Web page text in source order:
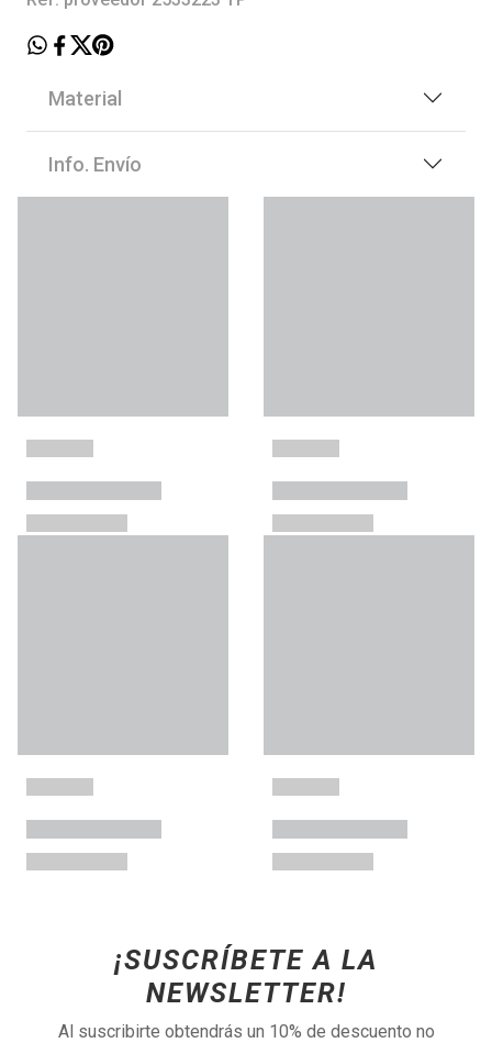
Material
Info. Envío
¡SUSCRÍBETE A LA
NEWSLETTER!
Al suscribirte obtendrás un 10% de descuento no